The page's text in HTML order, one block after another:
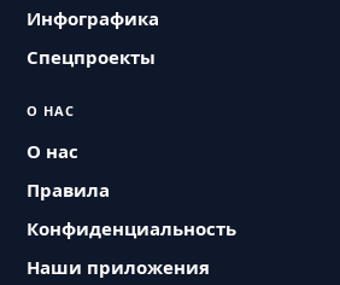
Инфографика
Спецпроекты
О НАС
О нас
Правила
Конфиденциальность
Наши приложения